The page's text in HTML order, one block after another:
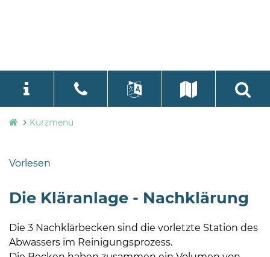
Stadtverwaltung
Bramstedt
24576 Bad
04192-
506-
language
Kurzmenü
Vorlesen
Die Kläranlage - Nachklärung
Die 3 Nachklärbecken sind die vorletzte Station des
Abwassers im Reinigungsprozess.